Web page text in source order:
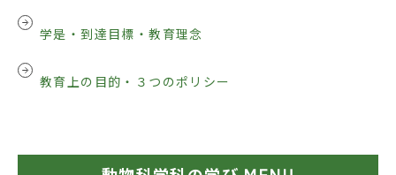
学是・到達目標・教育理念
教育上の目的・３つのポリシー